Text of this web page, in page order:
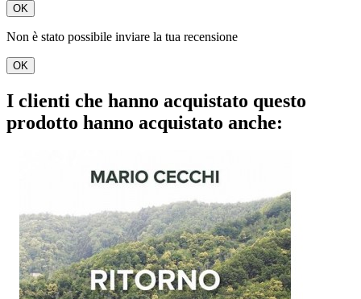
OK
Non è stato possibile inviare la tua recensione
OK
I clienti che hanno acquistato questo
prodotto hanno acquistato anche: